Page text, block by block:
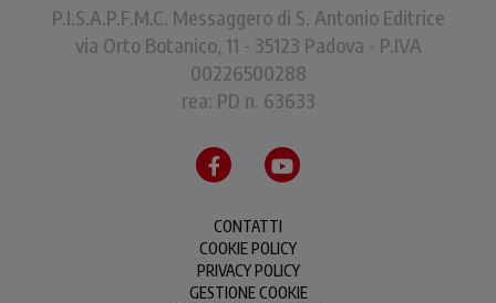
P.I.S.A.P.F.M.C. Messaggero di S. Antonio Editrice
via Orto Botanico, 11 - 35123 Padova - P.IVA
00226500288
rea: PD n. 63633
CONTATTI
COOKIE POLICY
PRIVACY POLICY
GESTIONE COOKIE